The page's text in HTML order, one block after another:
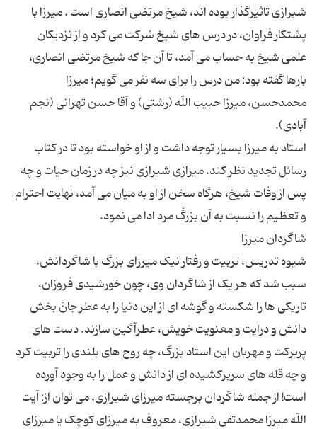
شیرازی تاثیرگذار بوده اند، شیخ مرتضی انصاری است . میرزا با
پشتکار فراوان، در درس های شیخ شرکت می کرد و از نزدیکان
علمی شیخ به حساب می آمد، تا آن جا که شیخ مرتضی انصاری،
بارها گفته بود: من درس را برای سه نفر می گویم؛ میرزا
محمدحسن، میرزا حبیب اللّه (رشتی) و آقا حسن تهرانی (نجم
استاد به میرزا بسیار توجه داشت و از او خواسته بود تا در کتاب
رسائل تجدید نظر کند. میرازی شیرازی نیز چه در زمان حیات و چه
پس از وفات شیخ، هرگاه سخن از او به میان می آمد، نهایت احترام
شیوه تدریس، تربیت و رفتار نیک میرزای بزرگ با شاگردانش،
سبب شد که هر یک از شاگردان وی، چون خورشیدی فروزان،
تاریکی ها را شکسته و گوشه ای از این دنیا را به عطر جانْ بخش
دانش و درایت و معنویت خویش، عطرآگین سازند. دست های
پربرکت و مهربان این استاد بزرگ، چه روح های بلندی را تربیت کرد
و چه قله های سربرکشیده ای از دانش و عمل را به وجود آورده
است! از جمله شاگردان برجسته میرزای شیرازی، می توان از: آیت
اللّه میرزا محمدتقی شیرازی، معروف به میرزای کوچک یا میرزای